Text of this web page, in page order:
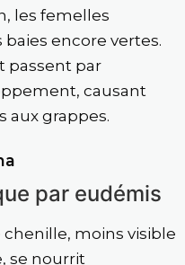
les femelles
encore vertes.
passent par
causant
aux grappes.
par eudémis
moins visible
se nourrit